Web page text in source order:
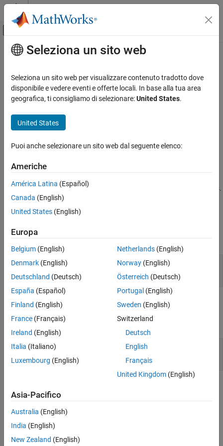
Vai al contenuto
Attiva/disattiva menu di navigazione
Pagina iniziale della documentazione
Block and Blockset Authoring
Author Block Algorithms
Author Blocks Using C MEX S-Functions
ON THIS PAGE
Syntax
Input Arguments
Output Arguments
Version History
See Also
Contenuto principale
findSfunctions
Find and return all eligible S-functions in a model
Syntax
returns all eligible S-functions in a model for the S-function checks.
Rules are applied to filter out all ineligible S-functions.
expand all
model—
A Simulink model or library in path
character vector
string vector
Output Arguments
expand all
sfuns
— A list of all eligible S-functions
cell array of character vectors
See Also
Seleziona un sito web
Seleziona un sito web per visualizzare contenuto tradotto dove
disponibile e vedere eventi e offerte locali. In base alla tua area
geografica, ti consigliamo di selezionare:United States.
United States
Puoi anche selezionare un sito web dal seguente elenco:
Americhe
América Latina (Español)
Canada (English)
United States (English)
Europa
Belgium (English)
Denmark (English)
Deutschland (Deutsch)
España (Español)
Finland (English)
France (Français)
Ireland (English)
Italia (Italiano)
Luxembourg (English)
Netherlands(English)
Norway(English)
Österreich (Deutsch)
Portugal (English)
Sweden (English)
Switzerland
Deutsch
English
Français
United Kingdom(English)
Asia-Pacifico
Australia (English)
India (English)
New Zealand (English)